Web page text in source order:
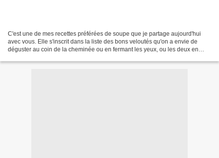
C'est une de mes recettes préférées de soupe que je partage aujourd'hui
avec vous. Elle s'inscrit dans la liste des bons veloutés qu'on a envie de
déguster au coin de la cheminée ou en fermant les yeux, ou les deux en